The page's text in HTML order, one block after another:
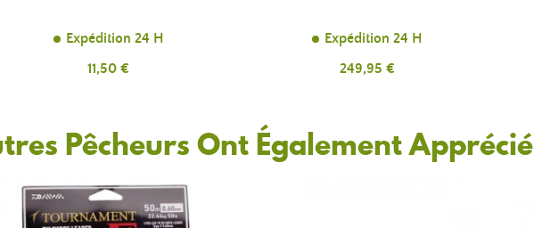
Expédition 24 H
Prix
11,50 €
Expédition 24 H
Prix
249,95 €
Pêcheurs Ont Également Apprécié